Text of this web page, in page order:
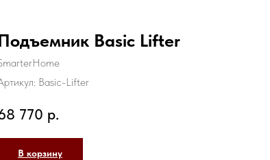
Basic Lifter
Basic-Lifter
770 р.
В корзину